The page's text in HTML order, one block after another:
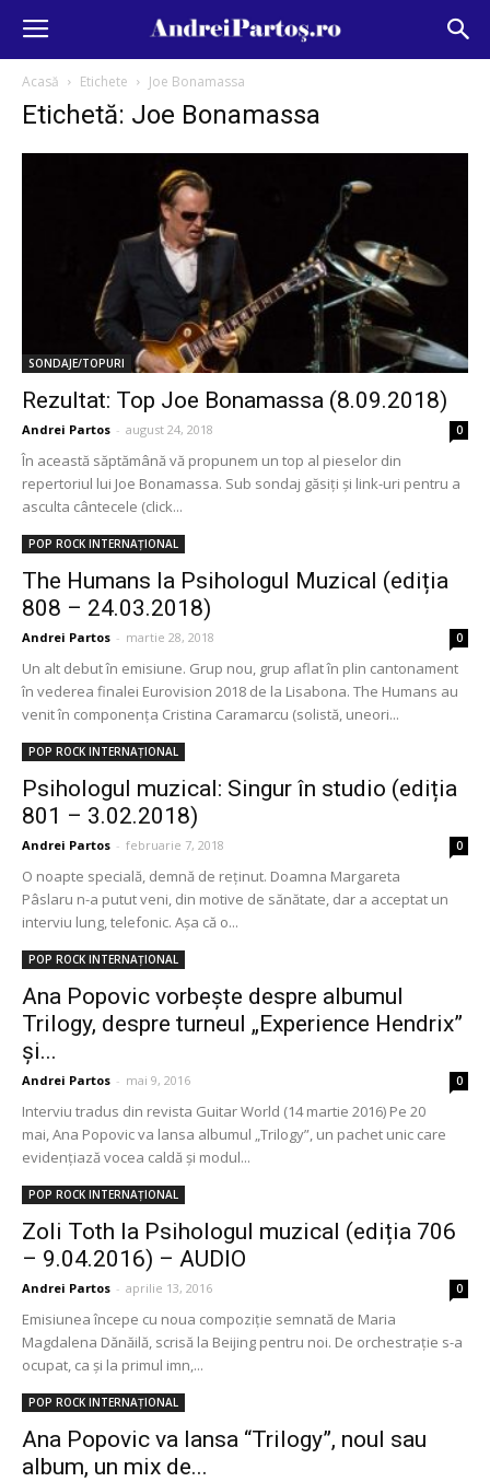
Acasă Etichete Joe Bonamassa
Etichetă: Joe Bonamassa
SONDAJE/TOPURI
Rezultat: Top Joe Bonamassa (8.09.2018)
Andrei Partos - august 24, 2018 0
În această săptămână vă propunem un top al pieselor din
repertoriul lui Joe Bonamassa. Sub sondaj găsiți și link-uri pentru a
asculta cântecele (click...
POP ROCK INTERNAȚIONAL
The Humans la Psihologul Muzical (ediția
808 – 24.03.2018)
Andrei Partos - martie 28, 2018 0
Un alt debut în emisiune. Grup nou, grup aflat în plin cantonament
în vederea finalei Eurovision 2018 de la Lisabona. The Humans au
venit în componența Cristina Caramarcu (solistă, uneori...
POP ROCK INTERNAȚIONAL
Psihologul muzical: Singur în studio (ediția
801 – 3.02.2018)
Andrei Partos - februarie 7, 2018 0
O noapte specială, demnă de reținut. Doamna Margareta
Pâslaru n-a putut veni, din motive de sănătate, dar a acceptat un
interviu lung, telefonic. Așa că o...
POP ROCK INTERNAȚIONAL
Ana Popovic vorbește despre albumul
Trilogy, despre turneul „Experience Hendrix”
și...
Andrei Partos - mai 9, 2016 0
Interviu tradus din revista Guitar World (14 martie 2016) Pe 20
mai, Ana Popovic va lansa albumul „Trilogy”, un pachet unic care
evidențiază vocea caldă și modul...
POP ROCK INTERNAȚIONAL
Zoli Toth la Psihologul muzical (ediția 706
– 9.04.2016) – AUDIO
Andrei Partos - aprilie 13, 2016 0
Emisiunea începe cu noua compoziție semnată de Maria
Magdalena Dănăilă, scrisă la Beijing pentru noi. De orchestrație s-a
ocupat, ca și la primul imn,...
POP ROCK INTERNAȚIONAL
Ana Popovic va lansa “Trilogy”, noul sau
album, un mix de...